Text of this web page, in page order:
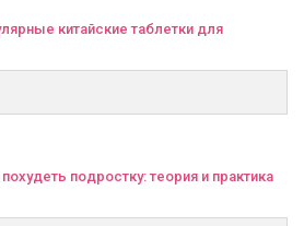
китайские таблетки для
подростку: теория и практика